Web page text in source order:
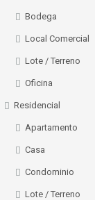
Bodega
Local Comercial
Lote / Terreno
Oficina
Residencial
Apartamento
Casa
Condominio
Lote / Terreno